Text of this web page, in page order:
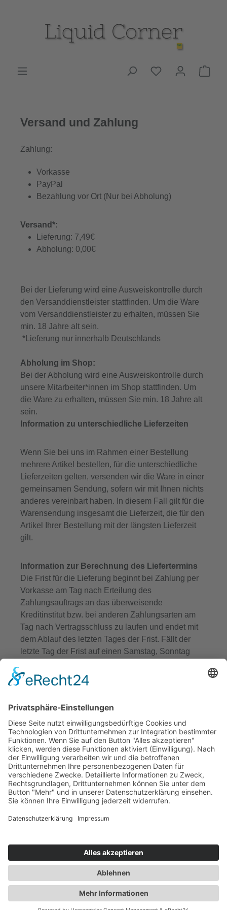
Du hast 0
Versand und Zahlung
Zahlung:
Vorkasse
PayPal
Bezahlung vor Ort (Nur bei Abholung)
Versand*:
Lieferung: 7,49€
Abholung: 0,00€
Bei der Lieferung wird eine Ausweiskontrolle durch
den Versanddienstleister stattfinden. Um die Ware
vom Versanddienstleister zu erhalten, müssen Sie
min. 18 Jahre alt sein.
*Lieferung nur innerhalb Deutschlands
Abholung im Shop:
Bei der Abholung wird eine Ausweiskontrolle durch
unsere Mitarbeiter*innen im Shop stattfinden. Um
die Ware zu erhalten, müssen Sie min. 18 Jahre alt
sein.
Information zu unterschiedliche Lieferzeiten
Wenn Sie bei uns im Rahmen einer Bestellung
mehrere Artikel bestellen, für die unterschiedliche
Lieferzeiten gelten, versenden wir die Ware in einer
gemeinsamen Sendung, sofern wir mit Ihnen nichts
anderes vereinbart haben. In diesem Fall gilt für die
Warensendung insgesamt die Lieferzeit, die für den
Artikel Ihrer Bestellung mit der längsten Lieferzeit
gilt.
Information zur Berechnung des Liefertermins
Die Frist für die Lieferung beginnt bei Zahlung per
Vorkasse am Tag nach Erteilung des
Zahlungsauftrags an das überweisende
Kreditinstitut bzw. bei anderen Zahlungsarten am
Tag nach Vertragsschluss zu laufen und endet mit
dem Ablauf des letzten Tages der Frist. Fällt der
letzte Tag der Frist auf einen Samstag, Sonntag
allgemeinen Feiertag, so tritt an die Stelle eines
solchen Tages der nächste Werktag.
Service-Hotline
Vertrag widerrufen
Shopservice
Alle Preise inkl. gesetzl. Mehrwertsteuer zzgl.
Versandkostenund ggf. Nachnahmegebühren, wenn nicht
Realisiert mit Shopware